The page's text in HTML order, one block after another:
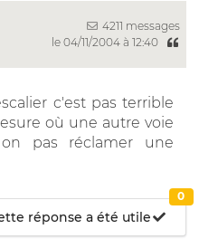
4211 messages
le 04/11/2004 à 12:40
c'est pas terrible
où une autre voie
pas réclamer une
réponse a été utile
0